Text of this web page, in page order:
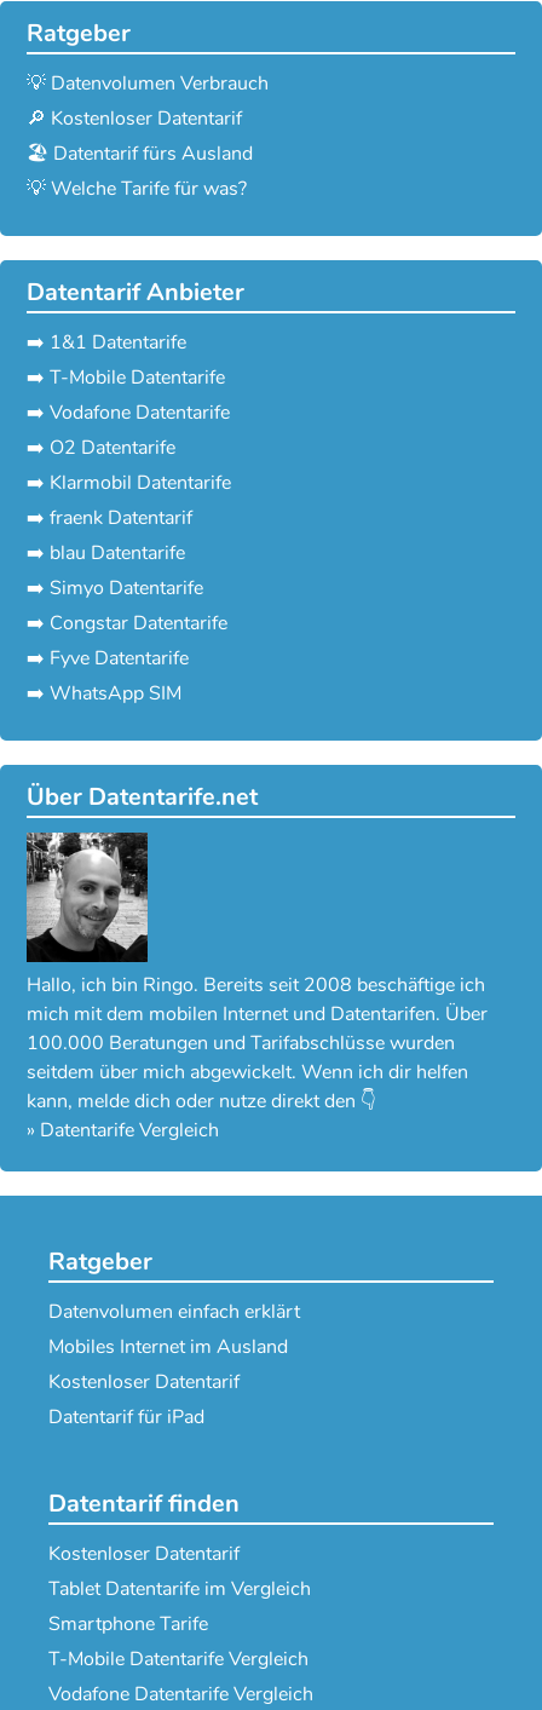
Ratgeber
💡 Datenvolumen Verbrauch
🔎 Kostenloser Datentarif
🏖️ Datentarif fürs Ausland
💡 Welche Tarife für was?
Datentarif Anbieter
➡️ 1&1 Datentarife
➡️ T-Mobile Datentarife
➡️ Vodafone Datentarife
➡️ O2 Datentarife
➡️ Klarmobil Datentarife
➡️ fraenk Datentarif
➡️ blau Datentarife
➡️ Simyo Datentarife
➡️ Congstar Datentarife
➡️ Fyve Datentarife
➡️ WhatsApp SIM
Über Datentarife.net
Hallo, ich bin Ringo. Bereits seit 2008 beschäftige ich
mich mit dem mobilen Internet und Datentarifen. Über
100.000 Beratungen und Tarifabschlüsse wurden
seitdem über mich abgewickelt. Wenn ich dir helfen
kann, melde dich oder nutze direkt den 👇
» Datentarife Vergleich
Ratgeber
Datenvolumen einfach erklärt
Mobiles Internet im Ausland
Kostenloser Datentarif
Datentarif für iPad
Datentarif finden
Kostenloser Datentarif
Tablet Datentarife im Vergleich
Smartphone Tarife
T-Mobile Datentarife Vergleich
Vodafone Datentarife Vergleich